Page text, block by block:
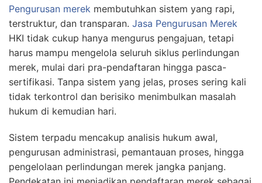
Pengurusan merek membutuhkan sistem yang rapi,
terstruktur, dan transparan. Jasa Pengurusan Merek
HKI tidak cukup hanya mengurus pengajuan, tetapi
harus mampu mengelola seluruh siklus perlindungan
merek, mulai dari pra-pendaftaran hingga pasca-
sertifikasi. Tanpa sistem yang jelas, proses sering kali
tidak terkontrol dan berisiko menimbulkan masalah
hukum di kemudian hari.
Sistem terpadu mencakup analisis hukum awal,
pengurusan administrasi, pemantauan proses, hingga
pengelolaan perlindungan merek jangka panjang.